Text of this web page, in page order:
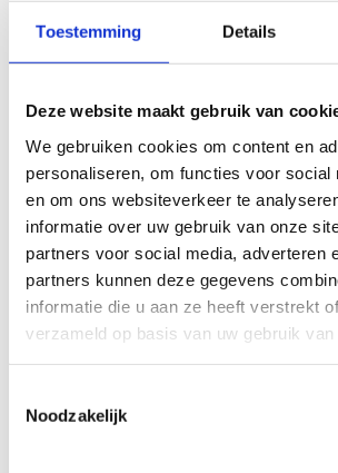
Toestemming Details
Deze website maakt gebruik van
We gebruiken cookies om content en
personaliseren, om functies voor social
en om ons websiteverkeer te
informatie over uw gebruik van onze
partners voor social media, adverteren
partners kunnen deze gegevens
informatie die u aan ze heeft verstrekt
verzameld op basis van uw gebruik van
Noodzakelijk
Wet opheffing
Wetsvoorstel kwalificatie
(VBAR)
Arbeidsovereenkomst of
van opdracht?
Duurzaamheidscores in
voor bedrijfsruimtes
ondersteuning voor start-ups en
ups van Halsten